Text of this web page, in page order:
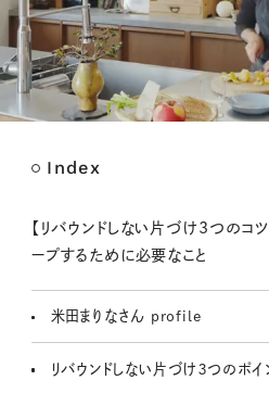
Index
【リバウンドしない片づけ3つのコ
ープするために必要なこと
米田まりなさん profile
リバウンドしない片づけ３つのポイ